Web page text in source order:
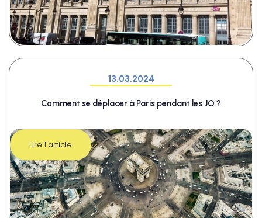
13.03.2024
Comment se déplacer à Paris pendant les JO ?
Lire l'article